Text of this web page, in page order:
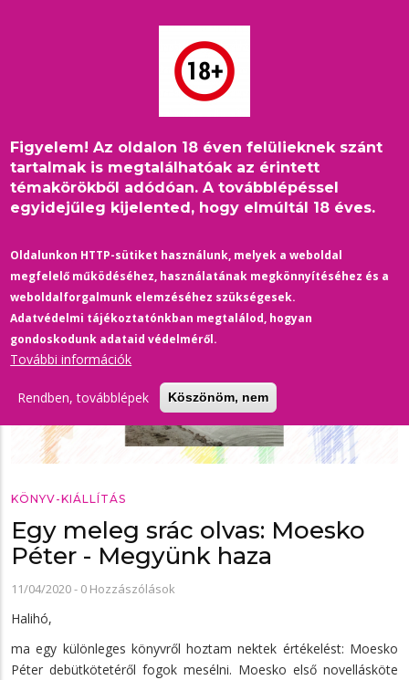
Figyelem! Az oldalon 18 éven felülieknek szánt
tartalmak is megtalálhatóak az érintett
témakörökből adódóan. A továbblépéssel
egyidejűleg kijelented, hogy elmúltál 18 éves.
Oldalunkon HTTP-sütiket használunk, melyek a weboldal
megfelelő működéséhez, használatának megkönnyítéséhez és a
weboldalforgalmunk elemzéséhez szükségesek.
Adatvédelmi tájékoztatónkban megtalálod, hogyan
gondoskodunk adataid védelméről.
További információk
Rendben, továbblépek Köszönöm, nem
Morzsa
Címlap /2020 / Könyv-Kiállítás /
Egy meleg srác olvas: Moesko Péter - Megyünk haza
KÖNYV-KIÁLLÍTÁS
Egy meleg srác olvas: Moesko
Péter - Megyünk haza
11/04/2020- 0 Hozzászólások
Halihó,
ma egy különleges könyvről hoztam nektek értékelést: Moesko
Péter debütkötetéről fogok mesélni. Moesko első novellásköte